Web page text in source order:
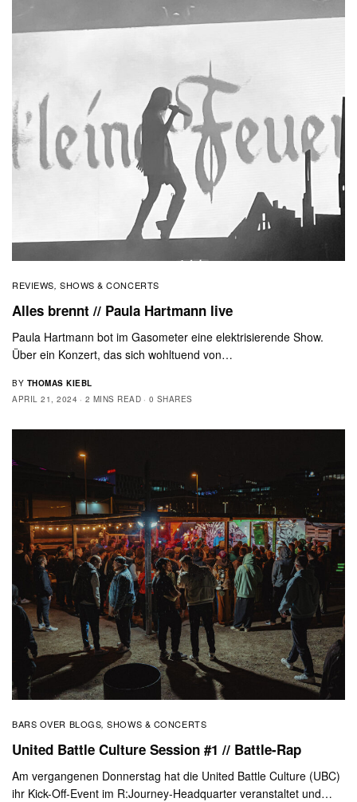
REVIEWS, SHOWS & CONCERTS
Alles brennt // Paula Hartmann live
Paula Hartmann bot im Gasometer eine elektrisierende Show.
Über ein Konzert, das sich wohltuend von…
BY THOMAS KIEBL
APRIL 21, 2024
2 MINS READ 0 SHARES
BARS OVER BLOGS,SHOWS & CONCERTS
United Battle Culture Session #1 // Battle-Rap
Am vergangenen Donnerstag hat die United Battle Culture (UBC)
ihr Kick-Off-Event im R:Journey-Headquarter veranstaltet und…